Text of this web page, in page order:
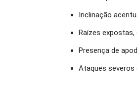
Inclinação
Raízes
Presença de
Ataques severos